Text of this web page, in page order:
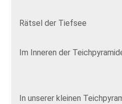
Rätsel der Tiefsee
Im Inneren der
In unserer kleinen